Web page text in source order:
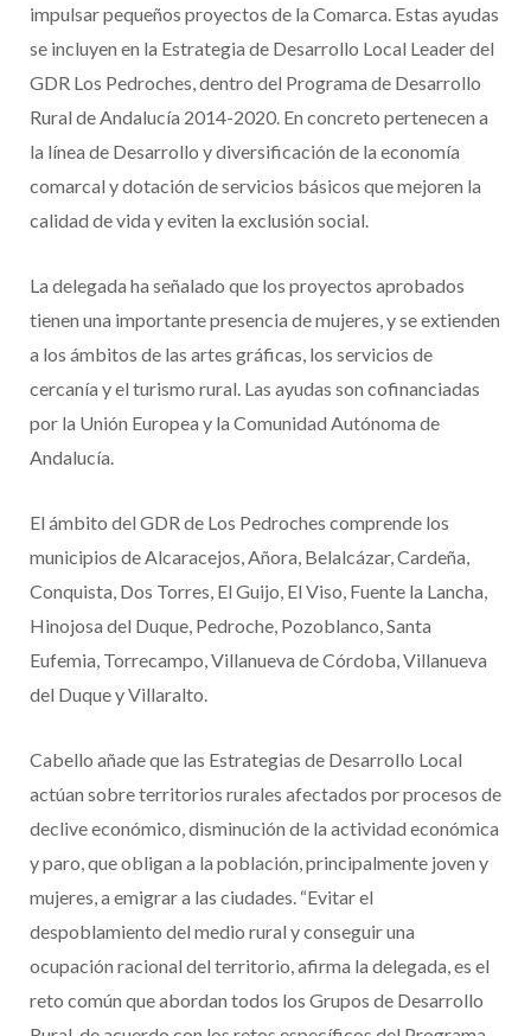
impulsar pequeños proyectos de la Comarca. Estas ayudas
se incluyen en la Estrategia de Desarrollo Local Leader del
GDR Los Pedroches, dentro del Programa de Desarrollo
Rural de Andalucía 2014-2020. En concreto pertenecen a
la línea de Desarrollo y diversificación de la economía
comarcal y dotación de servicios básicos que mejoren la
calidad de vida y eviten la exclusión social.
La delegada ha señalado que los proyectos aprobados
tienen una importante presencia de mujeres, y se extienden
a los ámbitos de las artes gráficas, los servicios de
cercanía y el turismo rural. Las ayudas son cofinanciadas
por la Unión Europea y la Comunidad Autónoma de
Andalucía.
El ámbito del GDR de Los Pedroches comprende los
municipios de Alcaracejos, Añora, Belalcázar, Cardeña,
Conquista, Dos Torres, El Guijo, El Viso, Fuente la Lancha,
Hinojosa del Duque, Pedroche, Pozoblanco, Santa
Eufemia, Torrecampo, Villanueva de Córdoba, Villanueva
del Duque y Villaralto.
Cabello añade que las Estrategias de Desarrollo Local
actúan sobre territorios rurales afectados por procesos de
declive económico, disminución de la actividad económica
y paro, que obligan a la población, principalmente joven y
mujeres, a emigrar a las ciudades. “Evitar el
despoblamiento del medio rural y conseguir una
ocupación racional del territorio, afirma la delegada, es el
reto común que abordan todos los Grupos de Desarrollo